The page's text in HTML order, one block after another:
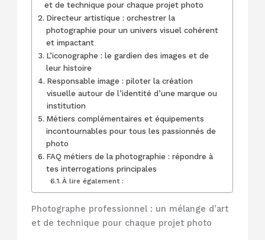
et de technique pour chaque projet photo
Directeur artistique : orchestrer la
photographie pour un univers visuel cohérent
et impactant
L’iconographe : le gardien des images et de
leur histoire
Responsable image : piloter la création
visuelle autour de l’identité d’une marque ou
institution
Métiers complémentaires et équipements
incontournables pour tous les passionnés de
photo
FAQ métiers de la photographie : répondre à
tes interrogations principales
À lire également :
Photographe professionnel : un mélange d’art
et de technique pour chaque projet photo